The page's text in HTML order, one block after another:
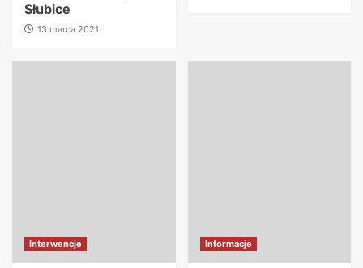
Słubice
13 marca 2021
Interwencje Informacje